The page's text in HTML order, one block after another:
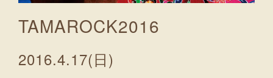
TAMAROCK2016
2016.4.17(日)